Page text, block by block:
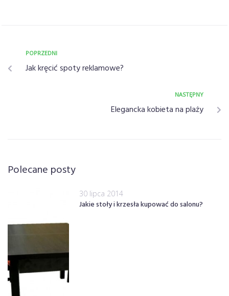
POPRZEDNI
Jak kręcić spoty reklamowe?
NASTĘPNY
Elegancka kobieta na plaży
Polecane posty
30 lipca 2014
Jakie stoły i krzesła kupować do salonu?